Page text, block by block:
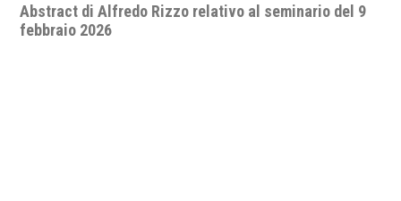
Abstract di Alfredo Rizzo relativo al seminario del 9
febbraio 2026